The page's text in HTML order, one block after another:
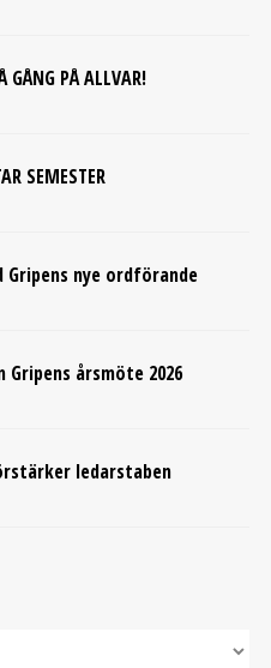
GÅNG PÅ ALLVAR!
SEMESTER
Gripens nye ordförande
årsmöte 2026
ledarstaben